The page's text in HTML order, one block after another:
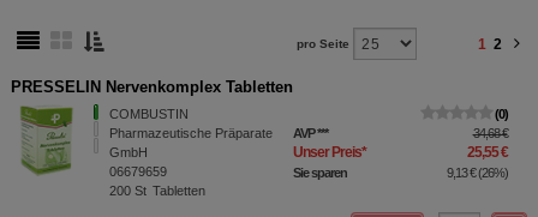
pro Seite 1 2
PRESSELIN Nervenkomplex Tabletten
COMBUSTIN
Pharmazeutische Präparate
GmbH
06679659
200 St Tabletten
0
AVP*** 34,68 €
Unser Preis* 25,55 €
Sie sparen 9,13 €(26%)